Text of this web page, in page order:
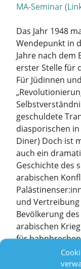
MA-Seminar
Das Jahr 1948
Wendepunkt in
Jahre nach dem
erster Stelle für
Für Jüdinnen
geschuldete
diasporischen in
Diner) Doch ist
auch ein
Geschichte des
arabischen
und Vertreibung
Bevölkerung
arabischen
für
bei den